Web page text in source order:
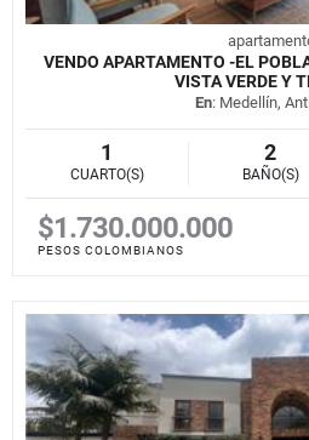
VENDO APARTAMENTO -EL
VISTA VERDE Y
En: Medellín,
1
CUARTO(S)
2
BAÑO(S)
$1.730.000.000
PESOS COLOMBIANOS